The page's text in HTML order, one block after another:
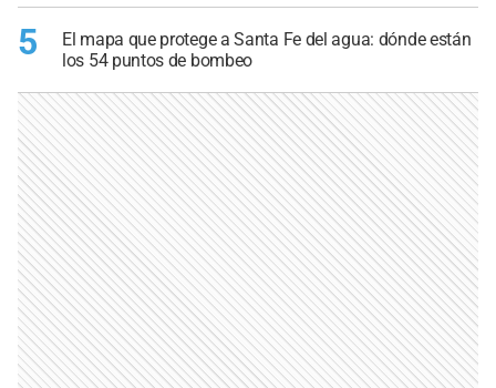
5
El mapa que protege a Santa Fe del agua: dónde están
los 54 puntos de bombeo